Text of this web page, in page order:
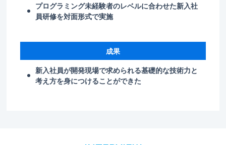
プログラミング未経験者のレベルに合わせた新入社
員研修を対面形式で実施
成果
新入社員が開発現場で求められる基礎的な技術力と
考え方を身につけることができた